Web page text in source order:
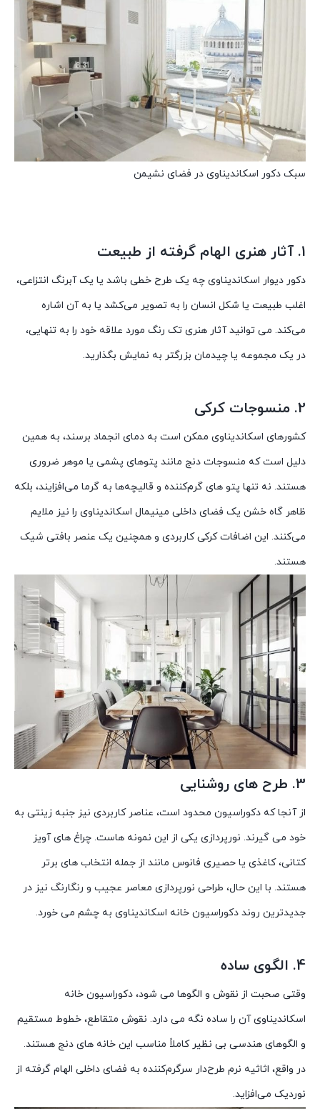
سبک دکور اسکاندیناوی در فضای نشیمن
1. آثار هنری الهام گرفته از طبیعت
دکور دیوار اسکاندیناوی چه یک طرح خطی باشد یا یک آبرنگ انتزاعی،
اغلب طبیعت یا شکل انسان را به تصویر می‌کشد یا به آن اشاره
می‌کند. می توانید آثار هنری تک رنگ مورد علاقه خود را به تنهایی،
در یک مجموعه یا چیدمان بزرگتر به نمایش بگذارید.
2. منسوجات کرکی
کشورهای اسکاندیناوی ممکن است به دمای انجماد برسند، به همین
دلیل است که منسوجات دنج مانند پتوهای پشمی یا موهر ضروری
هستند. نه تنها پتو های گرم‌کننده و قالیچه‌ها به گرما می‌افزایند، بلکه
ظاهر گاه خشن یک فضای داخلی مینیمال اسکاندیناوی را نیز ملایم
می‌کنند. این اضافات کرکی کاربردی و همچنین یک عنصر بافتی شیک
هستند.
3. طرح های روشنایی
از آنجا که دکوراسیون محدود است، عناصر کاربردی نیز جنبه زینتی به
خود می گیرند. نورپردازی یکی از این نمونه هاست. چراغ های آویز
کتانی، کاغذی یا حصیری فانوس مانند از جمله انتخاب های برتر
هستند. با این حال، طراحی نورپردازی معاصر عجیب و رنگارنگ نیز در
جدیدترین روند دکوراسیون خانه اسکاندیناوی به چشم می خورد.
4. الگوی ساده
وقتی صحبت از نقوش و الگوها می شود، دکوراسیون خانه
اسکاندیناوی آن را ساده نگه می دارد. نقوش متقاطع، خطوط مستقیم
و الگوهای هندسی بی نظیر کاملاً مناسب این خانه های دنج هستند.
در واقع، اثاثیه نرم طرح‌دار سرگرم‌کننده به فضای داخلی الهام گرفته از
نوردیک می‌افزاید.